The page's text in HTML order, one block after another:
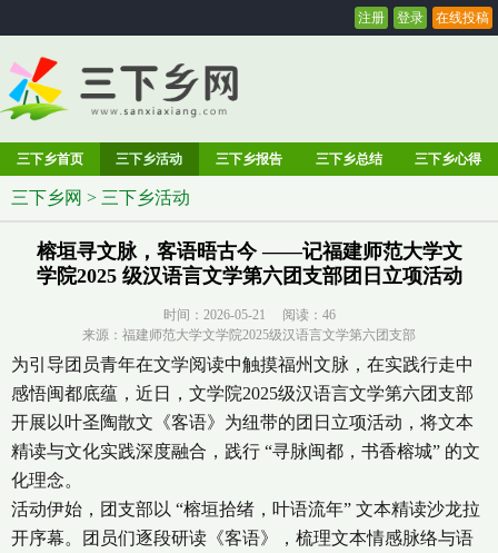
注册 登录 在线投稿
三下乡首页 三下乡活动 三下乡报告 三下乡总结 三下乡心得
三下乡网 > 三下乡活动
榕垣寻文脉，客语晤古今 ——记福建师范大学文
学院2025 级汉语言文学第六团支部团日立项活动
时间：2026-05-21 阅读： 46
来源：福建师范大学文学院2025级汉语言文学第六团支部
为引导团员青年在文学阅读中触摸福州文脉，在实践行走中
感悟闽都底蕴，近日，文学院2025级汉语言文学第六团支部
开展以叶圣陶散文《客语》为纽带的团日立项活动，将文本
精读与文化实践深度融合，践行 “寻脉闽都，书香榕城” 的文
化理念。
活动伊始，团支部以 “榕垣拾绪，叶语流年” 文本精读沙龙拉
开序幕。团员们逐段研读《客语》，梳理文本情感脉络与语